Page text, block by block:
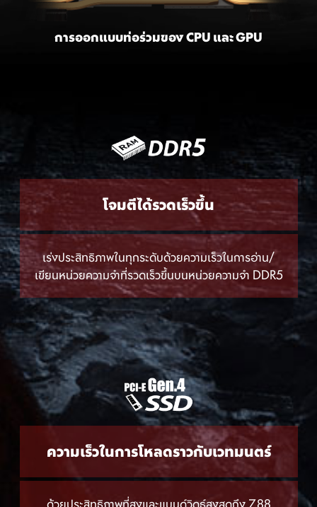
โจมตีได้รวดเร็วขึ้น
เร่งประสิทธิภาพในทุกระดับด้วยความเร็วในการอ่าน/
เขียนหน่วยความจำที่รวดเร็วขึ้นบนหน่วยความจำ DDR5
ความเร็วในการโหลดราวกับเวทมนตร์